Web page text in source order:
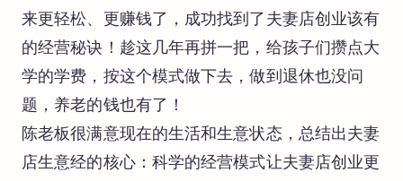
来更轻松、更赚钱了，成功找到了夫妻店创业该有
的经营秘诀！趁这几年再拼一把，给孩子们攒点大
学的学费，按这个模式做下去，做到退休也没问
题，养老的钱也有了！
陈老板很满意现在的生活和生意状态，总结出夫妻
店生意经的核心：科学的经营模式让夫妻店创业更